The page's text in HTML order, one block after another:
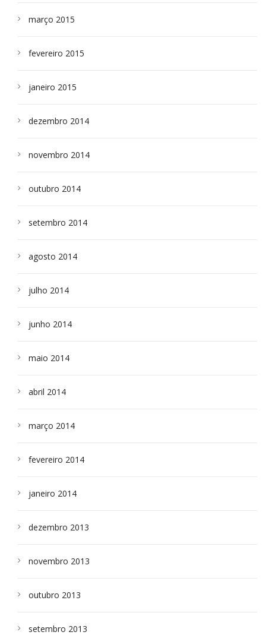
março 2015
fevereiro 2015
janeiro 2015
dezembro 2014
novembro 2014
outubro 2014
setembro 2014
agosto 2014
julho 2014
junho 2014
maio 2014
abril 2014
março 2014
fevereiro 2014
janeiro 2014
dezembro 2013
novembro 2013
outubro 2013
setembro 2013